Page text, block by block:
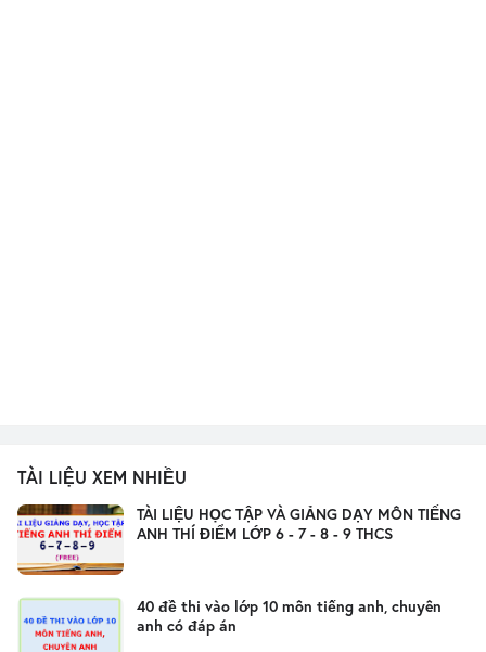
TÀI LIỆU XEM NHIỀU
TÀI LIỆU HỌC TẬP VÀ GIẢNG DẠY MÔN TIẾNG
ANH THÍ ĐIỂM LỚP 6 - 7 - 8 - 9 THCS
40 đề thi vào lớp 10 môn tiếng anh, chuyên
anh có đáp án